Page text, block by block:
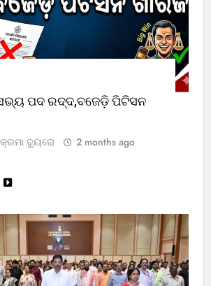
ସଭ୍ୟ ପଦ ରଦ୍ଦ,ବଜେଡ଼ି ପିଟିସନ
ବ୍ୟୁରୋ
2 months ago